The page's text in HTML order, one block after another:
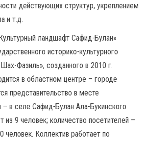
действующих структур, укреплением
и т.д.
ландшафт Сафид-Булан»
историко-культурного
Фазиль», созданного в 2010 г.
в областном центре – городе
представительство в месте
в селе Сафид-Булан Ала-Букинского
из 9 человек; количество посетителей –
человек. Коллектив работает по